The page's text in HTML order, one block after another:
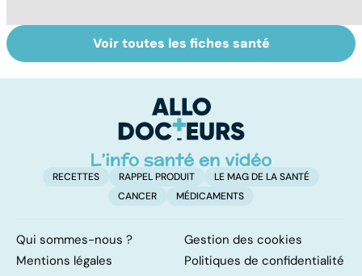
Tout savoir sur
les infections
Covid-19 : tout
savoir sur la
Voir toutes les fiches santé
RECETTES RAPPEL PRODUIT
LE MAG DE LA SANTÉ
CANCER
MÉDICAMENTS
Qui sommes-nous ?
Gestion des cookies
Mentions légales
Politiques de confidentialité